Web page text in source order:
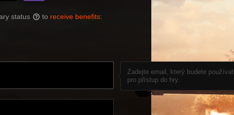
status ? to receive benefits:
Zadejte email, který budete používat
pro přístup do hry.